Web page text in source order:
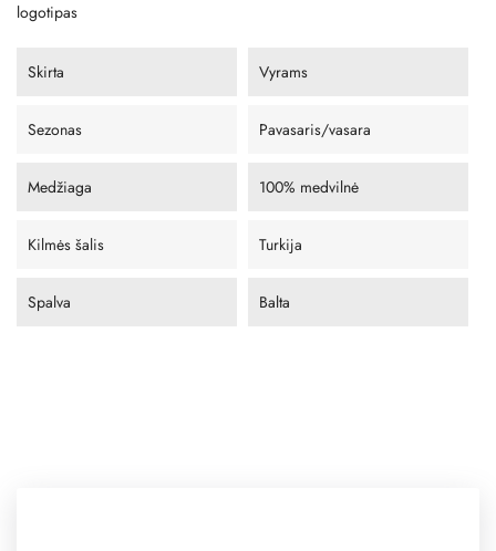
logotipas
Skirta Vyrams
Sezonas Pavasaris/vasara
Medžiaga 100% medvilnė
Kilmės šalis Turkija
Spalva Balta